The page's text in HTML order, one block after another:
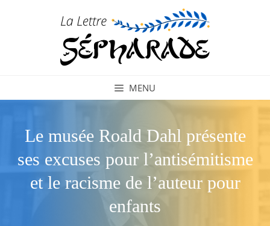
MENU
Le musée Roald Dahl présente
ses excuses pour l’antisémitisme
et le racisme de l’auteur pour
enfants